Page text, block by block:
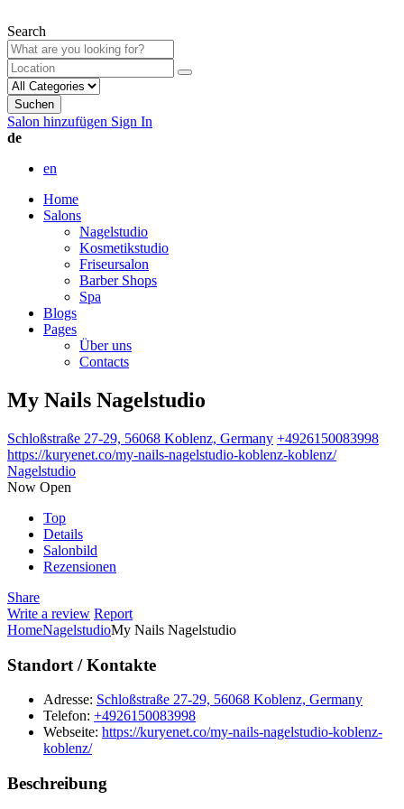
Search
Suchen
Salon hinzufügen Sign In
de
en
Home
Salons
Nagelstudio
Kosmetikstudio
Friseursalon
Barber Shops
Spa
Blogs
Pages
Über uns
Contacts
My Nails Nagelstudio
Schloßstraße 27-29, 56068 Koblenz, Germany +4926150083998
https://kuryenet.co/my-nails-nagelstudio-koblenz-koblenz/
Nagelstudio
Now Open
Top
Details
Salonbild
Rezensionen
Share
Write a review Report
HomeNagelstudioMy Nails Nagelstudio
Standort / Kontakte
Adresse: Schloßstraße 27-29, 56068 Koblenz, Germany
Telefon: +4926150083998
Webseite: https://kuryenet.co/my-nails-nagelstudio-koblenz-
koblenz/
Beschreibung